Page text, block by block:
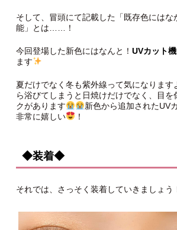
そして、冒頭にて記載した「既存色にはな
能」とは……！
今回登場した新色にはなんと！ UVカット
ます
夏だけでなく冬も紫外線って気になります
ら浴びてしまうと日焼けだけでなく、目を
クがあります
新色から追加されたUV
非常に嬉しい
！
◆装着◆
それでは、さっそく装着していきましょう